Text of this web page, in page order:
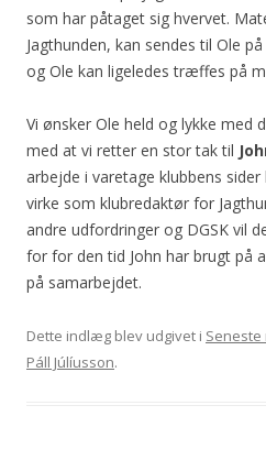
som har påtaget sig hvervet.
Jagthunden, kan sendes til Ole
og Ole kan ligeledes træffes på
Vi ønsker Ole held og lykke med
med at vi retter en stor tak til
arbejde i varetage klubbens
virke som klubredaktør for
andre udfordringer og DGSK vil
for for den tid John har brugt på
på samarbejdet.
Dette indlæg blev udgivet i Seneste
Páll Júlíusson.